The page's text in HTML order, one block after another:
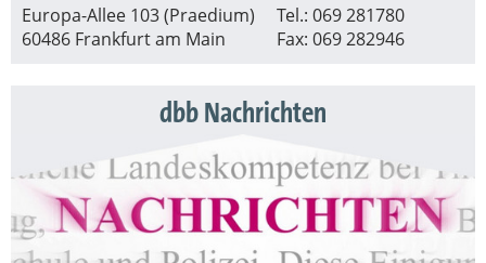
Europa-Allee 103 (Praedium)
60486 Frankfurt am Main
Tel.: 069 281780
Fax: 069 282946
dbb Nachrichten